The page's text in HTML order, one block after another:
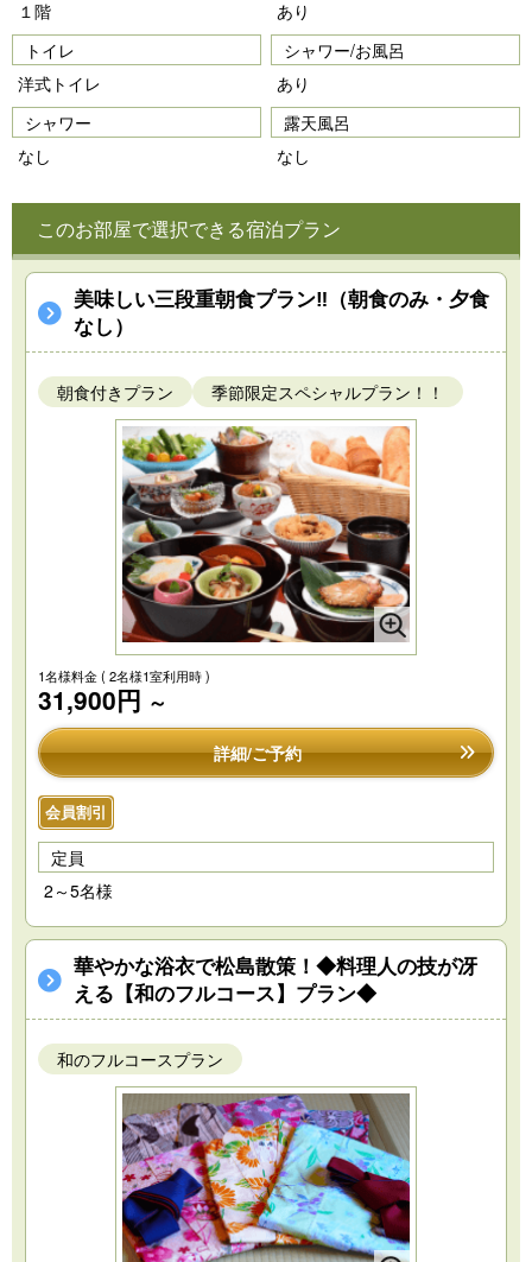
１階
あり
トイレ
洋式トイレ
シャワー/お風呂
あり
シャワー
なし
露天風呂
なし
このお部屋で選択できる宿泊プラン
美味しい三段重朝食プラン‼（朝食のみ・夕食
なし）
朝食付きプラン 季節限定スペシャルプラン！！
1名様料金( 2名様1室利用時 )
31,900円 ～
詳細/ご予約
会員割引
定員
2～5名様
華やかな浴衣で松島散策！◆料理人の技が冴
える【和のフルコース】プラン◆
和のフルコースプラン